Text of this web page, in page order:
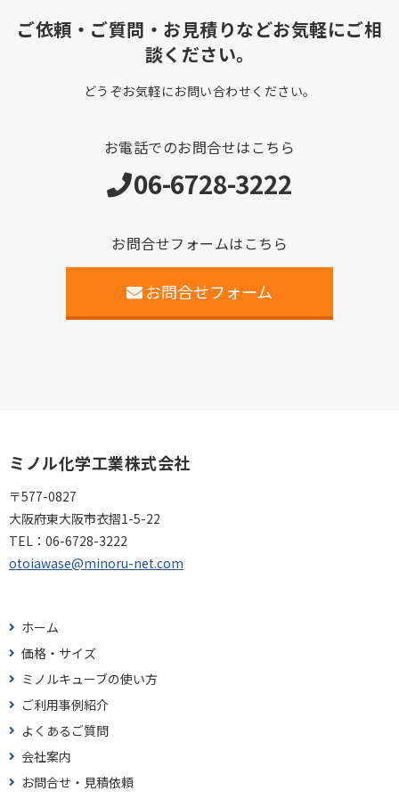
ご依頼・ご質問・お見積りなどお気軽にご相
談ください。
どうぞお気軽にお問い合わせください。
お電話でのお問合せはこちら
06-6728-3222
お問合せフォームはこちら
お問合せフォーム
ミノル化学工業株式会社
〒577-0827
大阪府東大阪市衣摺1-5-22
TEL： 06-6728-3222
otoiawase@minoru-net.com
ホーム
価格・サイズ
ミノルキューブの使い方
ご利用事例紹介
よくあるご質問
会社案内
お問合せ・見積依頼